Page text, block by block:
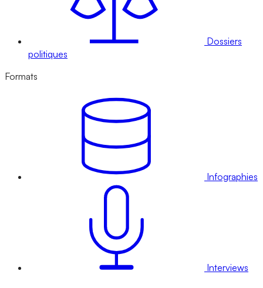
Dossiers
politiques
Formats
Infographies
Interviews